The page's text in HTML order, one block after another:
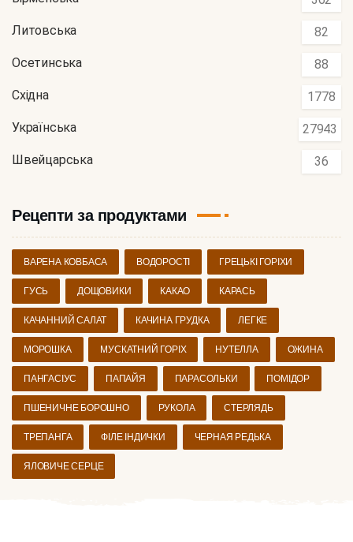
Литовська 82
Осетинська 88
Східна 1778
Українська 27943
Швейцарська 36
Рецепти за продуктами
ВАРЕНА КОВБАСА ВОДОРОСТІ ГРЕЦЬКІ ГОРІХИ
ГУСЬ ДОЩОВИКИ КАКАО КАРАСЬ
КАЧАННИЙ САЛАТ КАЧИНА ГРУДКА ЛЕГКЕ
МОРОШКА МУСКАТНИЙ ГОРІХ НУТЕЛЛА ОЖИНА
ПАНГАСІУС ПАПАЙЯ ПАРАСОЛЬКИ ПОМІДОР
ПШЕНИЧНЕ БОРОШНО РУКОЛА СТЕРЛЯДЬ
ТРЕПАНГА ФІЛЕ ІНДИЧКИ ЧЕРНАЯ РЕДЬКА
ЯЛОВИЧЕ СЕРЦЕ